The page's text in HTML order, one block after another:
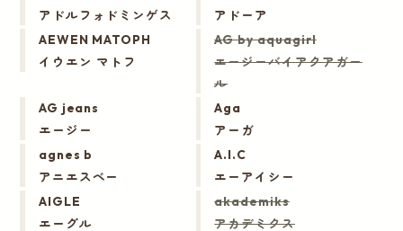
アドルフォドミンゲス アドーア
AEWEN MATOPH
イウエン マトフ
AG by aquagirl
エージーバイアクアガー
ル
AG jeans
エージー
Aga
アーガ
agnes b
アニエスベー
A.I.C
エーアイシー
AIGLE
エーグル
akademiks
アカデミクス